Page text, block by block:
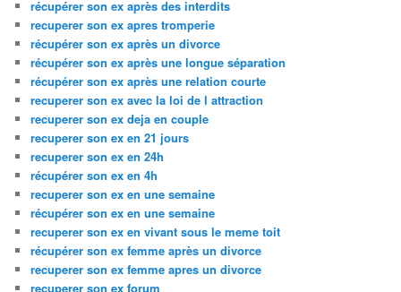
récupérer son ex après des interdits
recuperer son ex apres tromperie
récupérer son ex après un divorce
récupérer son ex après une longue séparation
récupérer son ex après une relation courte
recuperer son ex avec la loi de l attraction
recuperer son ex deja en couple
recuperer son ex en 21 jours
recuperer son ex en 24h
récupérer son ex en 4h
recuperer son ex en une semaine
récupérer son ex en une semaine
recuperer son ex en vivant sous le meme toit
récupérer son ex femme après un divorce
recuperer son ex femme apres un divorce
recuperer son ex forum